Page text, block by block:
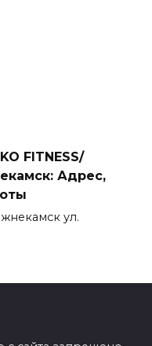
FITNESS/
Адрес,
ул.